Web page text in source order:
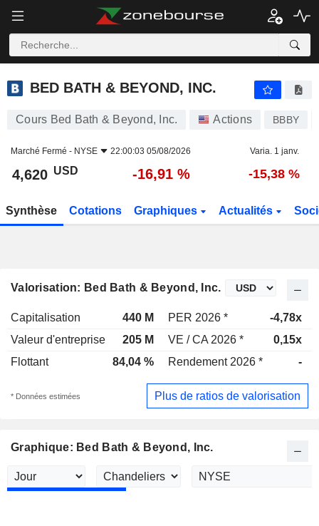
BED BATH & BEYOND, INC.
BED BATH & BEYOND, INC.
Cours Bed Bath & Beyond, Inc. Actions BBBY
Marché Fermé - NYSE 22:00:03 05/08/2026 Varia. 1 janv.
4,620 USD -16,91 % -15,38 %
Synthèse Cotations Graphiques Actualités
Valorisation: Bed Bath & Beyond, Inc.
Capitalisation 440 M PER 2026 * -4,78x
Valeur d'entreprise
205 M VE / CA 2026 * 0,15x
Flottant
84,04 % Rendement 2026 * -
* Données estimées Plus de ratios de valorisation
Graphique: Bed Bath & Beyond, Inc.